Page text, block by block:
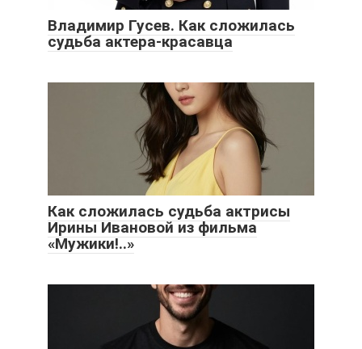
Владимир Гусев. Как сложилась
судьба актера-красавца
Как сложилась судьба актрисы
Ирины Ивановой из фильма
«Мужики!..»